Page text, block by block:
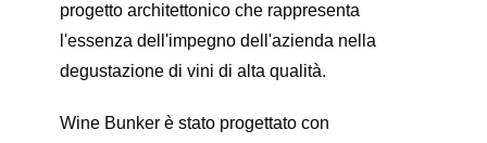
progetto architettonico che rappresenta
l'essenza dell'impegno dell'azienda nella
degustazione di vini di alta qualità.
Wine Bunker è stato progettato con